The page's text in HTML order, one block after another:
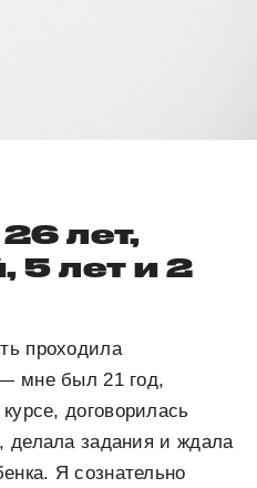
лет,
5 лет и 2
проходила
мне был 21 год,
договорилась
делала задания и ждала
Я сознательно